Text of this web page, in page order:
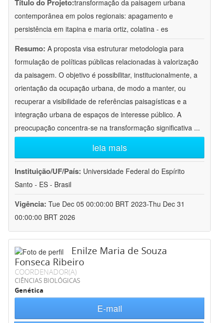
Título do Projeto:transformação da paisagem urbana
contemporânea em polos regionais: apagamento e
persistência em itapina e maria ortiz, colatina - es
Resumo: A proposta visa estruturar metodologia para
formulação de políticas públicas relacionadas à valorização
da paisagem. O objetivo é possibilitar, institucionalmente, a
orientação da ocupação urbana, de modo a manter, ou
recuperar a visibilidade de referências paisagísticas e a
integração urbana de espaços de interesse público. A
preocupação concentra-se na transformação significativa ...
leia mais
Instituição/UF/País: Universidade Federal do Espírito
Santo - ES - Brasil
Vigência: Tue Dec 05 00:00:00 BRT 2023-Thu Dec 31
00:00:00 BRT 2026
Enilze Maria de Souza
Fonseca Ribeiro
COORDENADOR(A)
CIÊNCIAS BIOLÓGICAS
Genética
E-mail